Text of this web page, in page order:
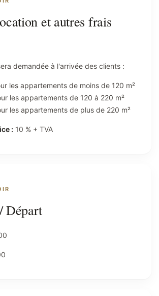
et autres frais
demandée à l'arrivée des clients :
les appartements de moins de 120 m²
les appartements de 120 à 220 m²
les appartements de plus de 220 m²
: 10 % + TVA
Départ